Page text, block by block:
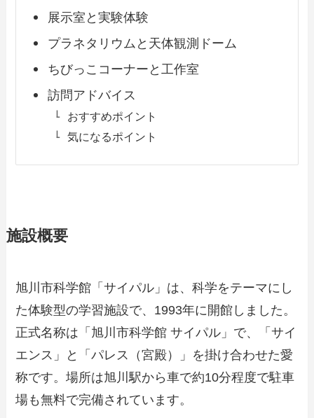
展示室と実験体験
プラネタリウムと天体観測ドーム
ちびっこコーナーと工作室
訪問アドバイス
おすすめポイント
気になるポイント
施設概要
旭川市科学館「サイパル」は、科学をテーマにし
た体験型の学習施設で、1993年に開館しました。
正式名称は「旭川市科学館 サイパル」で、「サイ
エンス」と「パレス（宮殿）」を掛け合わせた愛
称です。場所は旭川駅から車で約10分程度で駐車
場も無料で完備されています。